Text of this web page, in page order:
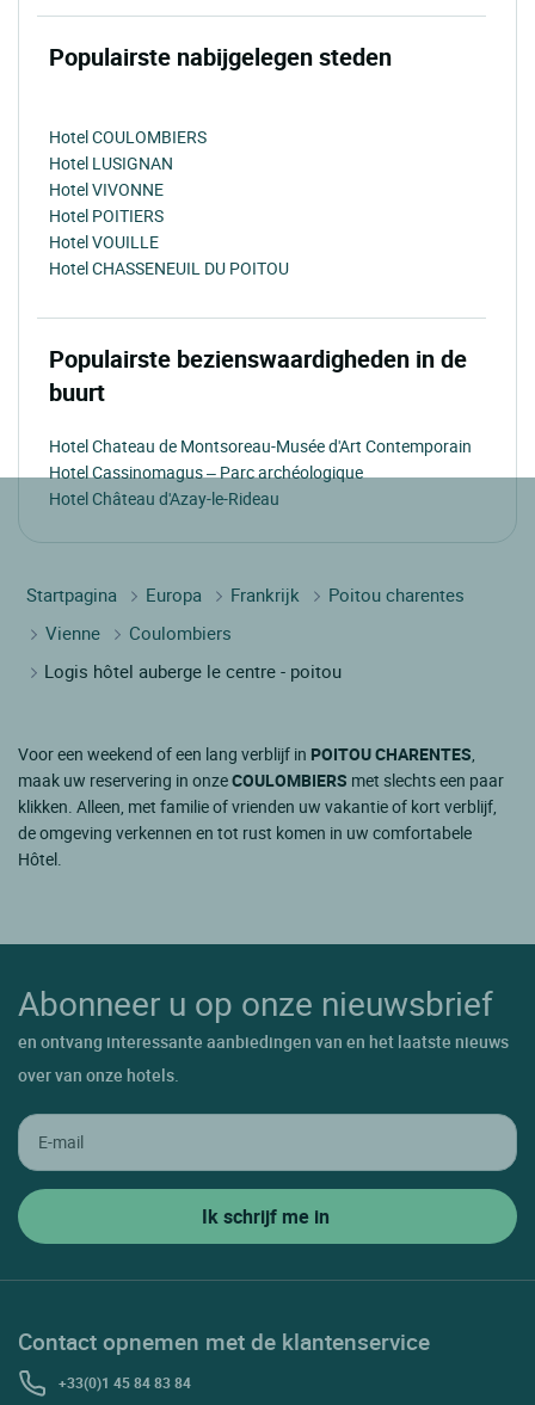
Populairste nabijgelegen steden
Hotel COULOMBIERS
Hotel LUSIGNAN
Hotel VIVONNE
Hotel POITIERS
Hotel VOUILLE
Hotel CHASSENEUIL DU POITOU
Populairste bezienswaardigheden in de
buurt
Hotel Chateau de Montsoreau-Musée d'Art Contemporain
Hotel Cassinomagus – Parc archéologique
Hotel Château d'Azay-le-Rideau
Startpagina Europa Frankrijk
Poitou charentes
Vienne
Coulombiers
Logis hôtel auberge le centre - poitou
Voor een weekend of een lang verblijf in POITOU CHARENTES
maak uw reservering in onzeCOULOMBIERS met slechts een paar
klikken. Alleen, met familie of vrienden uw vakantie of kort verblijf,
de omgeving verkennen en tot rust komen in uw comfortabele
Hôtel.
Abonneer u op onze nieuwsbrief
en ontvang interessante aanbiedingen van en het laatste nieuws
over van onze hotels.
Contact opnemen met de klantenservice
+33(0)1 45 84 83 84